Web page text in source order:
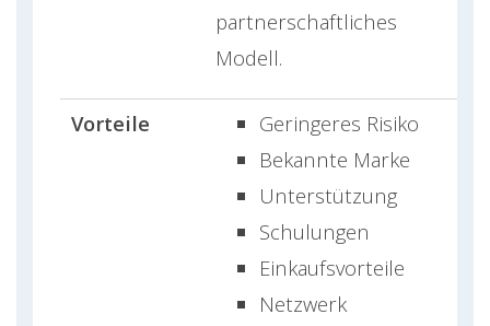
partnerschaftliches
Modell.
Vorteile
Geringeres Risiko
Bekannte Marke
Unterstützung
Schulungen
Einkaufsvorteile
Netzwerk